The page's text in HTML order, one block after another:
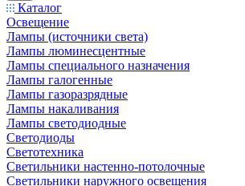
Каталог
Освещение
Лампы (источники света)
Лампы люминесцентные
Лампы специального назначения
Лампы галогенные
Лампы газоразрядные
Лампы накаливания
Лампы светодиодные
Светодиоды
Светотехника
Светильники настенно-потолочные
Светильники наружного освещения